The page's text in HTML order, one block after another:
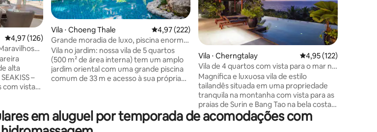
4,97 de uma avaliação média de 5, 126 avaliações
4,97 (126)
da Manhã
alta
–
com vista
Mar de
fechada
Vila ⋅ Choeng Thale 4,97 de uma avaliação média de 5, 222 avaliações
4,97 (222)
Grande moradia de luxo, piscina enorme.
Caminhe até a praia.
Vila no jardim: nossa vila de 5 quartos
(500 m² de área interna) tem um amplo
jardim oriental com uma grande piscina
comum de 33 m e acesso à sua própria
terraços com vista para a piscina. A Praia
de Surin fica a 7 minutos a pé e, nas
Vila ⋅ Cherngtalay 4,95 de uma avaliação
4,95 (122)
Vila de 4 quartos com vista para o mar no
topo da colina, Phuket
Magnífica e luxuosa vila de estilo
tailandês situada em uma propriedade
tranquila na montanha com vista para as
praias de Surin e Bang Tao na bela costa
oeste de Phuket. Vila de 400 m² de
interior, 4 quartos com camas king-size,
em aluguel por temporada de acomodações com